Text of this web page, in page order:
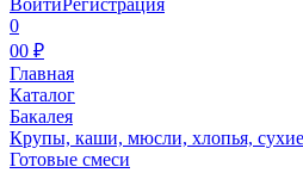
0
00 ₽
Главная
Каталог
Бакалея
Крупы, каши, мюсли, хлопья, сухие
Готовые смеси